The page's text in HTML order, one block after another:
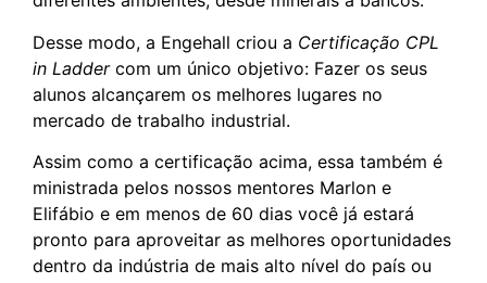
Desse modo, a Engehall criou a Certificação CPL
in Ladder com um único objetivo: Fazer os seus
alunos alcançarem os melhores lugares no
mercado de trabalho industrial.
Assim como a certificação acima, essa também é
ministrada pelos nossos mentores Marlon e
Elifábio e em menos de 60 dias você já estará
pronto para aproveitar as melhores oportunidades
dentro da indústria de mais alto nível do país ou